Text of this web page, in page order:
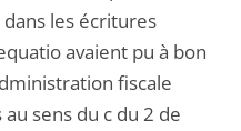
dans les écritures
avaient pu à bon
fiscale
sens du c du 2 de